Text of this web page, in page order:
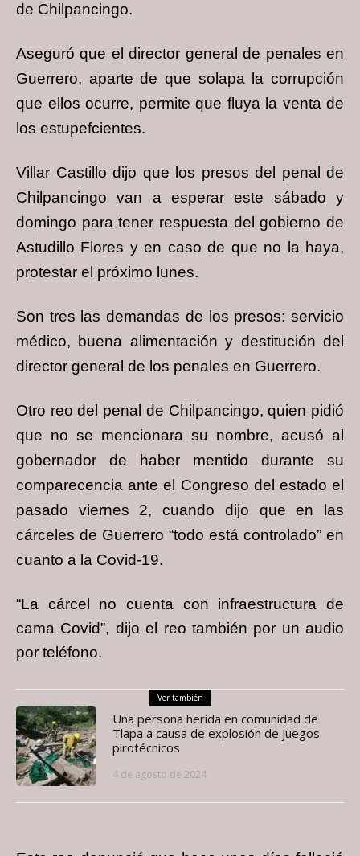
de Chilpancingo.
Aseguró que el director general de penales en
Guerrero, aparte de que solapa la corrupción
que ellos ocurre, permite que fluya la venta de
los estupefcientes.
Villar Castillo dijo que los presos del penal de
Chilpancingo van a esperar este sábado y
domingo para tener respuesta del gobierno de
Astudillo Flores y en caso de que no la haya,
protestar el próximo lunes.
Son tres las demandas de los presos: servicio
médico, buena alimentación y destitución del
director general de los penales en Guerrero.
Otro reo del penal de Chilpancingo, quien pidió
que no se mencionara su nombre, acusó al
gobernador de haber mentido durante su
comparecencia ante el Congreso del estado el
pasado viernes 2, cuando dijo que en las
cárceles de Guerrero “todo está controlado” en
cuanto a la Covid-19.
“La cárcel no cuenta con infraestructura de
cama Covid”, dijo el reo también por un audio
por teléfono.
Ver también
Una persona herida en comunidad de
Tlapa a causa de explosión de juegos
pirotécnicos
4 de agosto de 2024